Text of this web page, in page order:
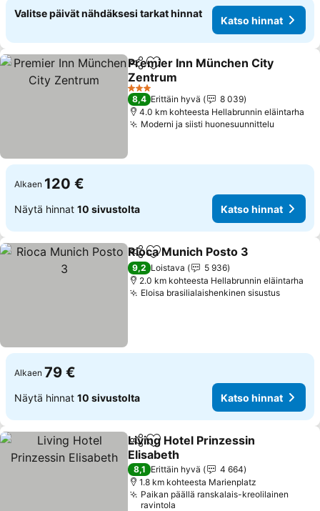
Valitse päivät nähdäksesi tarkat hinnat
Katso hinnat
Jaa Lisää suosikkeihin
Premier Inn München City
Zentrum
3 Tähtiluokitus
8,4 Erittäin hyvä
8 039
4.0 km kohteesta Hellabrunnin eläintarha
Moderni ja siisti huonesuunnittelu
Alkaen 120 €
Näytä hinnat 10 sivustolta Katso hinnat
Jaa Lisää suosikkeihin
Rioca Munich Posto 3
9,2 Loistava
5 936
2.0 km kohteesta Hellabrunnin eläintarha
Eloisa brasilialaishenkinen sisustus
Alkaen 79 €
Näytä hinnat 10 sivustolta Katso hinnat
Jaa Lisää suosikkeihin
Living Hotel Prinzessin
Elisabeth
8,1 Erittäin hyvä
4 664
1.8 km kohteesta Marienplatz
Paikan päällä ranskalais-kreolilainen
ravintola